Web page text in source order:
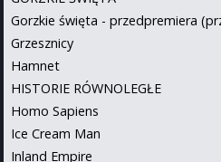
Gorzkie święta - przedpremiera
Grzesznicy
Hamnet
HISTORIE RÓWNOLEGŁE
Homo Sapiens
Ice Cream Man
Inland Empire